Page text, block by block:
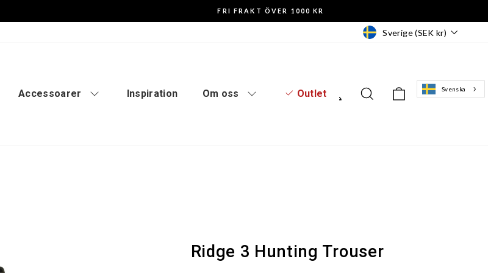
Pausa
FRI FRAKT ÖVER 1000 KR
Valuta
Sverige (SEK kr)
Accessoarer Inspiration Om oss Outlet Logga inSök Varukorg
Svenska
Ridge 3 Hunting Trouser